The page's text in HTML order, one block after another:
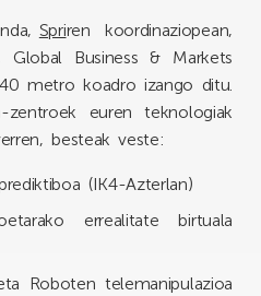
Spriren koordinaziopean,
Global Business & Markets
metro koadro izango ditu.
zentroek euren teknologiak
besteak veste:
(IK4-Azterlan)
errealitate birtuala
Roboten telemanipulazioa